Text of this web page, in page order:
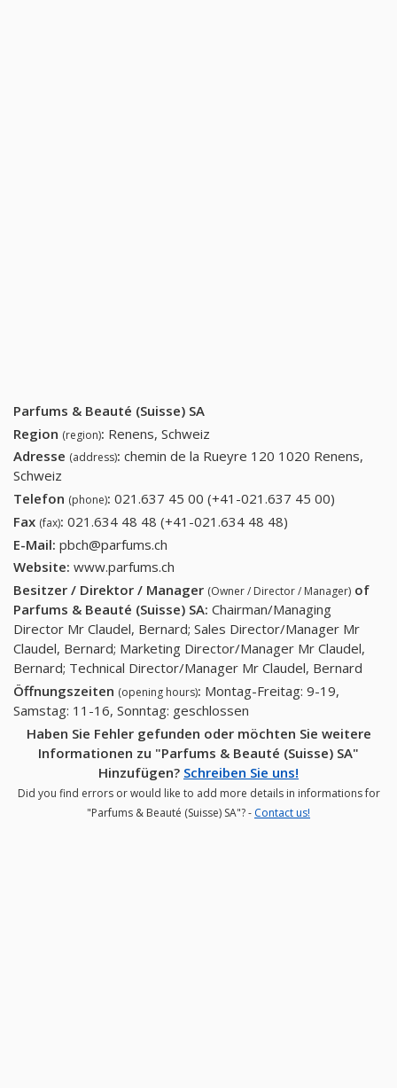
Parfums & Beauté (Suisse) SA
Region (region): Renens, Schweiz
Adresse (address): chemin de la Rueyre 120 1020 Renens,
Schweiz
Telefon (phone): 021.637 45 00 (+41-021.637 45 00)
Fax (fax): 021.634 48 48 (+41-021.634 48 48)
E-Mail: pbch@parfums.ch
Website: www.parfums.ch
Besitzer / Direktor / Manager (Owner / Director / Manager) of
Parfums & Beauté (Suisse) SA: Chairman/Managing
Director Mr Claudel, Bernard; Sales Director/Manager Mr
Claudel, Bernard; Marketing Director/Manager Mr Claudel,
Bernard; Technical Director/Manager Mr Claudel, Bernard
Öffnungszeiten (opening hours): Montag-Freitag: 9-19,
Samstag: 11-16, Sonntag: geschlossen
Haben Sie Fehler gefunden oder möchten Sie weitere
Informationen zu "Parfums & Beauté (Suisse) SA"
Hinzufügen? Schreiben Sie uns!
Did you find errors or would like to add more details in informations for
"Parfums & Beauté (Suisse) SA"? - Contact us!